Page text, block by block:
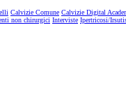
Calvizie Comune Calvizie Digital
non chirurgici Interviste Ipertricosi/